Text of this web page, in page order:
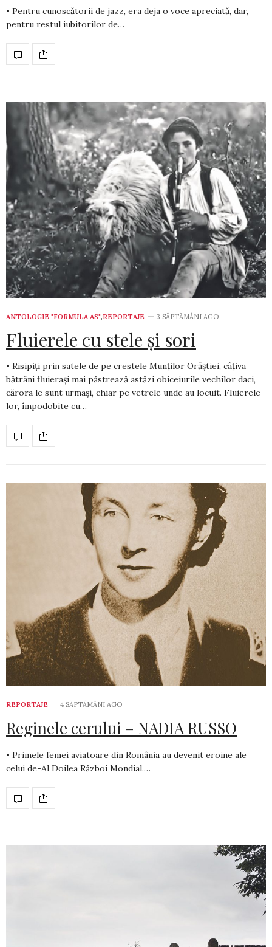
• Pentru cunoscătorii de jazz, era deja o voce apreciată, dar,
pentru restul iubitorilor de…
ANTOLOGIE "FORMULA AS",REPORTAJE 3 SĂPTĂMÂNI AGO
Fluierele cu stele și sori
• Risipiți prin satele de pe crestele Munților Orăștiei, câțiva
bătrâni fluierași mai păstrează astăzi obiceiurile vechilor daci,
cărora le sunt urmași, chiar pe vetrele unde au locuit. Fluierele
lor, împodobite cu…
REPORTAJE 4 SĂPTĂMÂNI AGO
Reginele cerului – NADIA RUSSO
• Primele femei aviatoare din România au devenit eroine ale
celui de-Al Doilea Război Mondial.…